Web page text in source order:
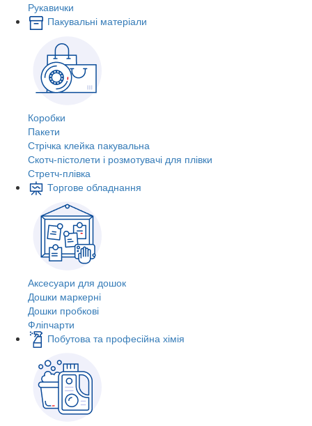
Рукавички
Пакувальні матеріали
Коробки
Пакети
Стрічка клейка пакувальна
Скотч-пістолети і розмотувачі для плівки
Стретч-плівка
Торгове обладнання
Аксесуари для дошок
Дошки маркерні
Дошки пробкові
Фліпчарти
Побутова та професійна хімія